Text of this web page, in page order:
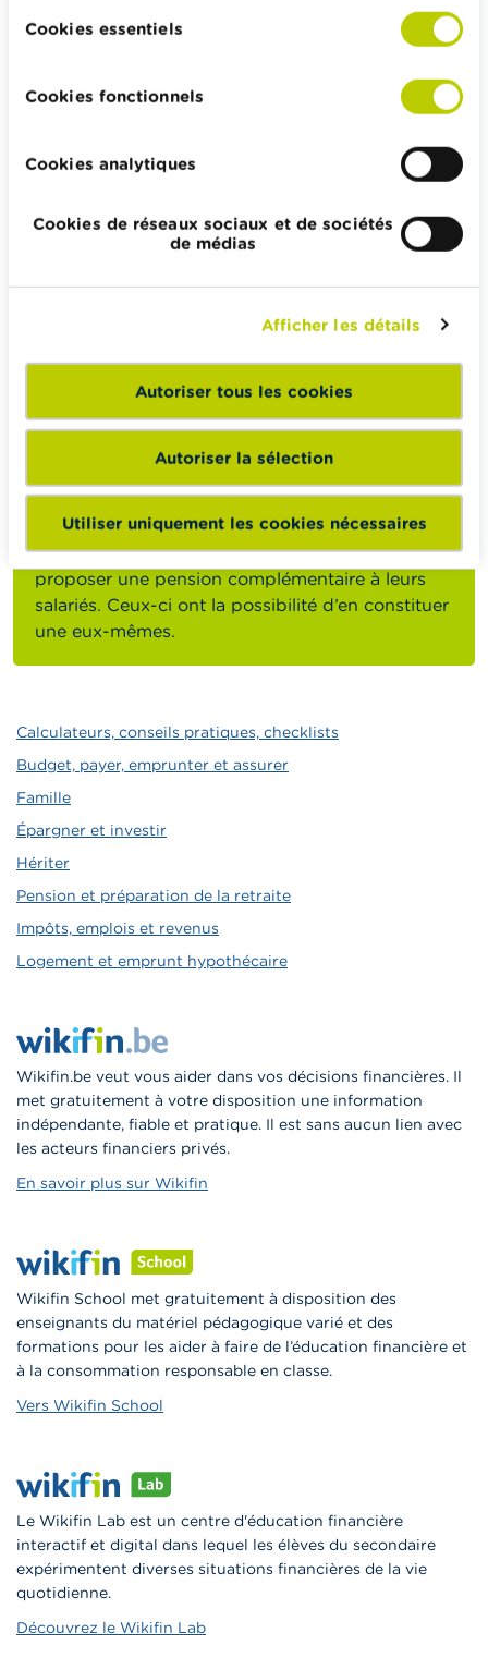
consultable dans son intégralité
duCookies essentiels
Cookies fonctionnels
Cookies analytiques
Cookies de réseaux sociaux et de sociétés
de médias
Afficher les détails
Autoriser tous les cookies
Autoriser la sélection
Utiliser uniquement les cookies nécessaires
indépendant, vous devez-vous-même
vous constituer une pension complémentairesi
le faire viala pension libre complémentaire pour
Leschefs d'entreprise indépendants
peuvent, en plus
de la PLCI, constituer une pension complémentaire
via l'entreprise où ils sont indépendants. Les
indépendants qui n'exercent pas leur activité
possibilité, en plus de la PLCI, d'épargner pour leur
ension libre complémentaire pour les
physique(PCIPP). Le terme « Convention de pension
pour travailleurs indépendants (CPTI) » est
également souvent utilisé.
Bon à savoir
Les entreprises ne sont pas obligées de
proposer une pension complémentaire à leurs
salariés. Ceux-ci ont la possibilité d’en constituer
une eux-mêmes.
Calculateurs, conseils pratiques, checklists
Budget, payer, emprunter et assurer
Famille
Épargner et investir
Hériter
Pension et préparation de la retraite
Impôts, emplois et revenus
Logement et emprunt hypothécaire
Wikifin.be veut vous aider dans vos décisions financières. Il
met gratuitement à votre disposition une information
indépendante, fiable et pratique. Il est sans aucun lien avec
les acteurs financiers privés.
En savoir plus sur Wikifin
Wikifin School met gratuitement à disposition des
enseignants du matériel pédagogique varié et des
formations pour les aider à faire de l’éducation financière et
à la consommation responsable en classe.
Vers Wikifin School
Le Wikifin Lab est un centre d'éducation financière
interactif et digital dans lequel les élèves du secondaire
expérimentent diverses situations financières de la vie
quotidienne.
Découvrez le Wikifin Lab